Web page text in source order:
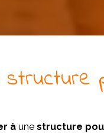
structure
à unestructure